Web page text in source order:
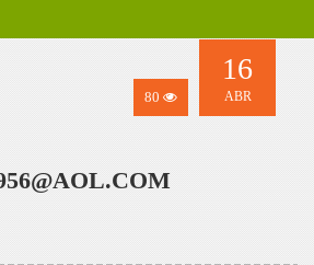
80
16
ABR